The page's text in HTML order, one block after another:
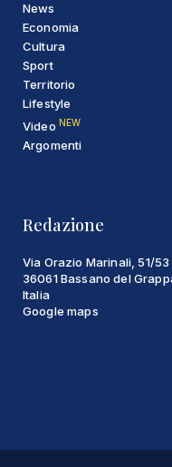
News
Economia
Cultura
Sport
Territorio
Lifestyle
Video NEW
Argomenti
Redazione
Via Orazio Marinali, 51/53
36061 Bassano del
Italia
Google maps